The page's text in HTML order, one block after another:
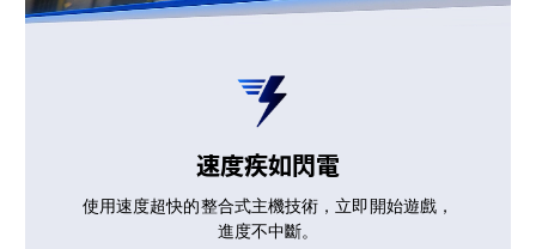
速度疾如閃電
使用速度超快的整合式主機技術，立即開始遊戲，
進度不中斷。